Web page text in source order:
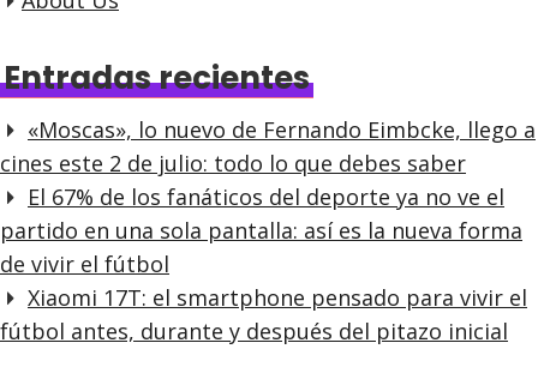
a
d
a
s
Entradas recientes
«Moscas», lo nuevo de Fernando Eimbcke, llego a
cines este 2 de julio: todo lo que debes saber
El 67% de los fanáticos del deporte ya no ve el
partido en una sola pantalla: así es la nueva forma
de vivir el fútbol
Xiaomi 17T: el smartphone pensado para vivir el
fútbol antes, durante y después del pitazo inicial